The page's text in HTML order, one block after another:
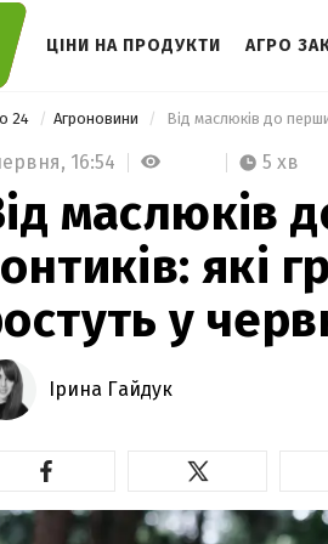
ЦІНИ НА ПРОДУКТИ АГРО
24 Агроновини
16:54 5 хв
маслюків
які
у
Ірина Гайдук